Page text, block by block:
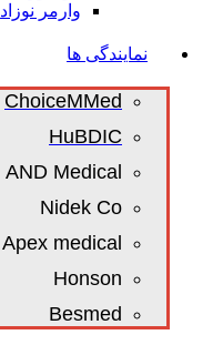
وارمر نوزاد
نمایندگی ها
ChoiceMMed
HuBDIC
AND Medical
Nidek Co
Apex medical
Honson
Besmed